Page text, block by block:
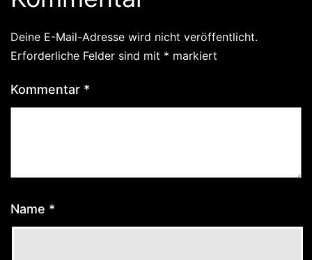
Deine E-Mail-Adresse wird nicht veröffentlicht.
Erforderliche Felder sind mit * markiert
Kommentar *
Name *